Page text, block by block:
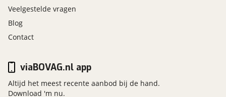
Veelgestelde vragen
Blog
Contact
viaBOVAG.nl app
Altijd het meest recente aanbod bij de hand.
Download 'm nu.